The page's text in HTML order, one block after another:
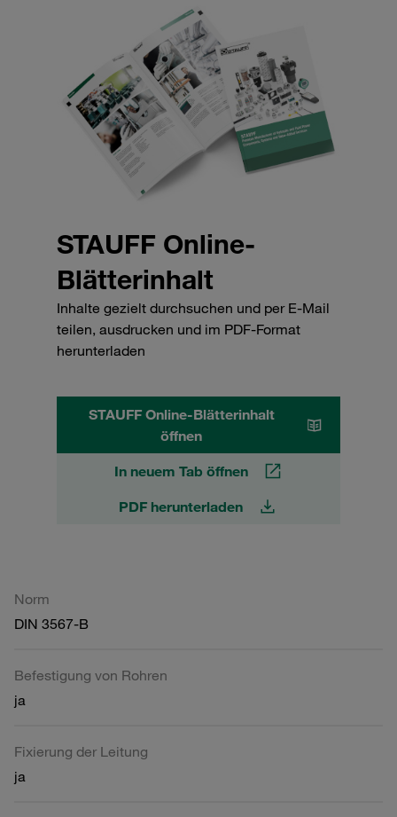
STAUFF Online-
Blätterinhalt
Inhalte gezielt durchsuchen und per E-Mail
teilen, ausdrucken und im PDF-Format
herunterladen
STAUFF Online-Blätterinhalt
öffnen
In neuem Tab öffnen
PDF herunterladen
Norm
DIN 3567-B
Befestigung von Rohren
ja
Fixierung der Leitung
ja